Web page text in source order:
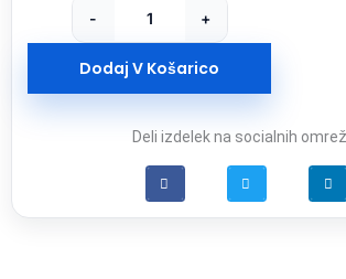
- +
Dodaj V Košarico
Deli izdelek na socialnih